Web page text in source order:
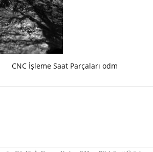
CNC İşleme Saat Parçaları odm